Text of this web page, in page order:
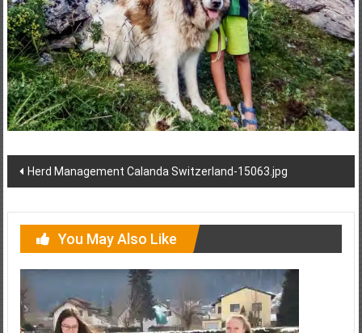
Post
Herd Management Calanda Switzerland-15063.jpg
You May Also Like